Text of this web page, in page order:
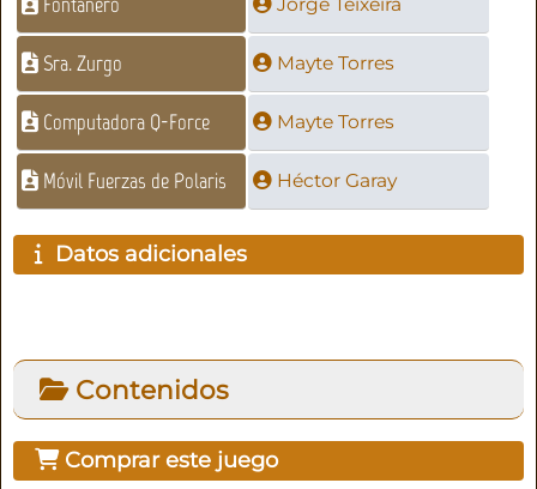
Sra. Zurgo Mayte Torres
Computadora Q-Force Mayte Torres
Móvil Fuerzas de Polaris Héctor Garay
Datos adicionales
Contenidos
Comprar este juego